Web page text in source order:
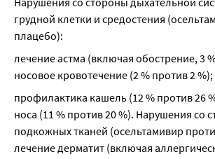
грудной клетки и средостения
плацебо):
лечение астма (включая обострение, 3
носовое кровотечение (2 % против 2 %);
профилактика кашель (12 % против 26
носа (11 % против 20 %). Нарушения со
подкожных тканей (осельтамивир
лечение дерматит (включая